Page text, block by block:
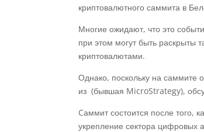
криптовалютного саммита в
Многие ожидают, что это
при этом могут быть раскрыты
криптовалютами.
Однако, поскольку на саммите
из (бывшая MicroStrategy),
Cаммит состоится после того,
укрепление сектора цифровых